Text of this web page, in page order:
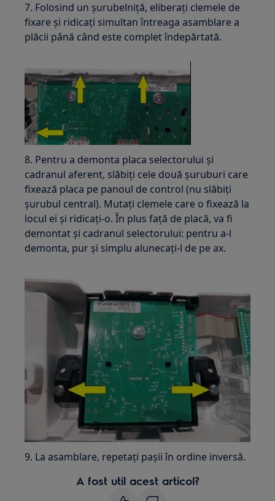
7. Folosind un șurubelniță, eliberați clemele de
fixare și ridicați simultan întreaga asamblare a
plăcii până când este complet îndepărtată.
8. Pentru a demonta placa selectorului și
cadranul aferent, slăbiți cele două șuruburi care
fixează placa pe panoul de control (nu slăbiți
șurubul central). Mutați clemele care o fixează la
locul ei și ridicați-o. În plus față de placă, va fi
demontat și cadranul selectorului: pentru a-l
demonta, pur și simplu alunecați-l de pe ax.
9. La asamblare, repetați pașii în ordine inversă.
A fost util acest articol?